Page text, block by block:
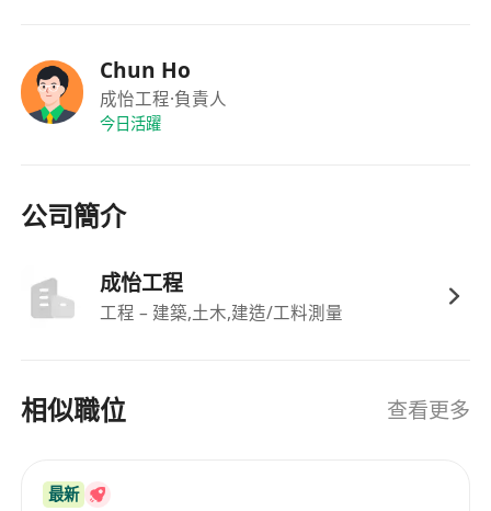
具責任感與團隊合作精神，能適應戶外及多變天
候施工環境，接受彈性工時與短期出勤調度。
Chun Ho
成怡工程·負責人
今日活躍
公司簡介
成怡工程
工程 – 建築,土木,建造/工料測量
相似職位 查看更多
最新